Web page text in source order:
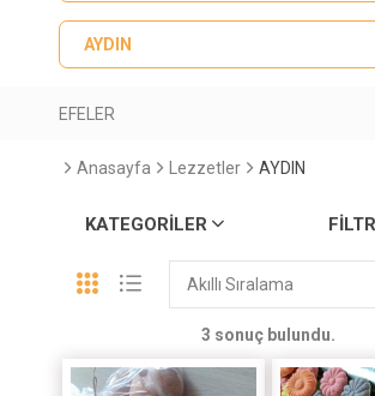
AYDIN
EFELER
Anasayfa Lezzetler AYDIN
KATEGORILER
3 sonuç bulundu.